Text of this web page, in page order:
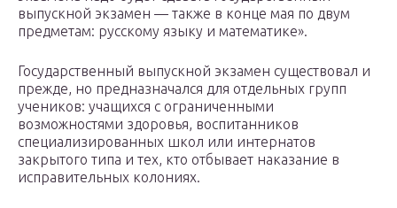
выпускной экзамен — также в конце мая по двум
предметам: русскому языку и математике».
Государственный выпускной экзамен существовал и
прежде, но предназначался для отдельных групп
учеников: учащихся с ограниченными
возможностями здоровья, воспитанников
специализированных школ или интернатов
закрытого типа и тех, кто отбывает наказание в
исправительных колониях.